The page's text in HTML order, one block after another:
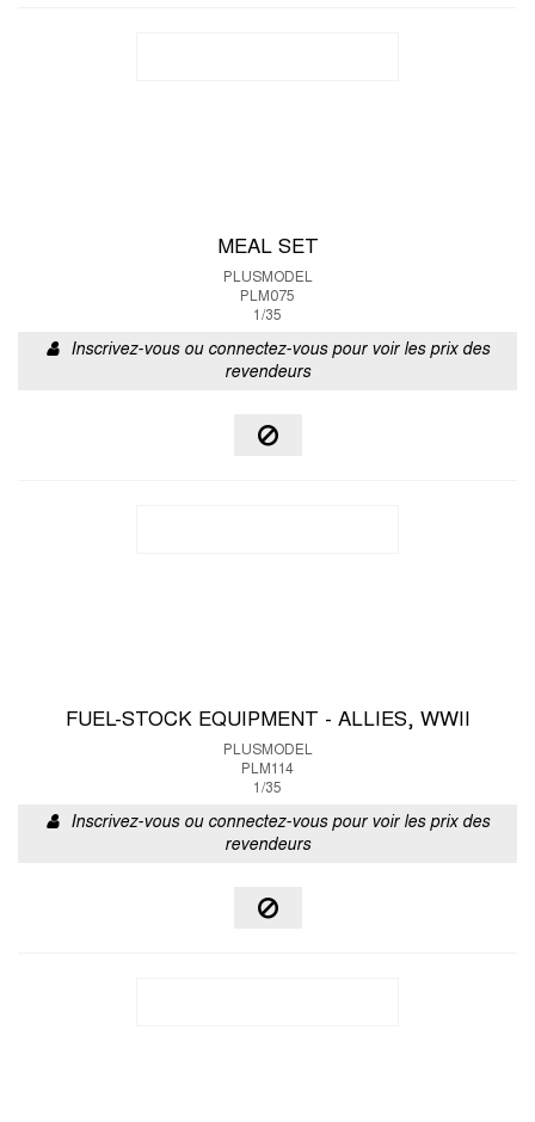
MEAL SET
PLUSMODEL
PLM075
1/35
Inscrivez-vous ou connectez-vous pour voir les prix des
revendeurs
FUEL-STOCK EQUIPMENT - ALLIES, WWII
PLUSMODEL
PLM114
1/35
Inscrivez-vous ou connectez-vous pour voir les prix des
revendeurs